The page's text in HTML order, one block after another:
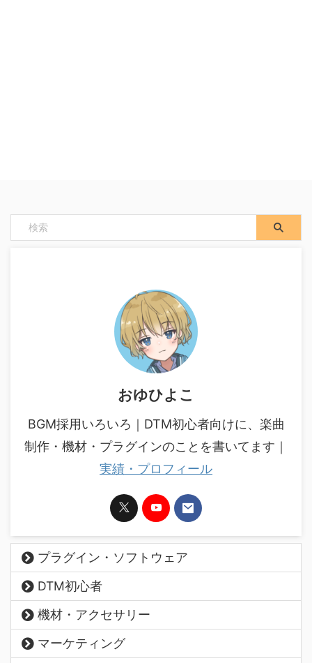
おゆひよこ
BGM採用いろいろ｜DTM初心者向けに、楽曲
制作・機材・プラグインのことを書いてます｜
実績・プロフィール
プラグイン・ソフトウェア
DTM初心者
機材・アクセサリー
マーケティング